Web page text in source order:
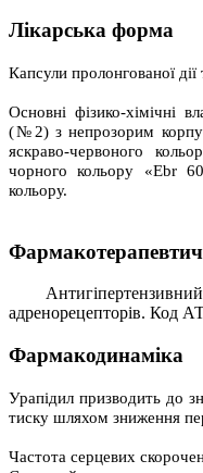
Лікарська форма
Капсули пролонгованої дії
Основні фізико-хімічні
(№2) з непрозорим
яскраво-червоного
чорного кольору «Ebr
кольору.
адренорецепторів. Код
Фармакодинаміка
Урапідил призводить до
тиску шляхом зниження
Частота серцевих